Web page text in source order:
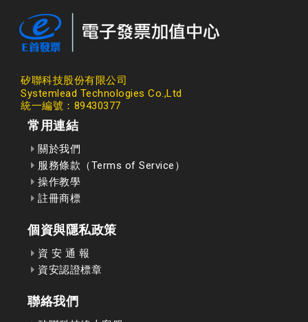
矽聯科技股份有限公司
Systemlead Technologies Co.,Ltd
統一編號：89430377
常用連結
關於我們
服務條款（Terms of Service）
操作教學
註冊商標
個資與隱私政策
資 安 通 報
資安認證標章
聯絡我們